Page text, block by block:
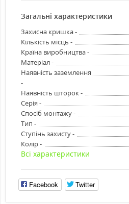
Загальні характеристики
Захисна кришка -
Кількість місць -
Країна виробництва -
Матеріал -
Наявність заземлення
-
Наявність шторок -
Серія -
Спосіб монтажу -
Тип -
Ступінь захисту -
Колір -
Всі характеристики
Facebook Twitter